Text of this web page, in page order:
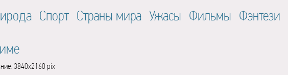
Спорт Страны мира Ужасы Фильмы Фэнтези
3840x2160 pix